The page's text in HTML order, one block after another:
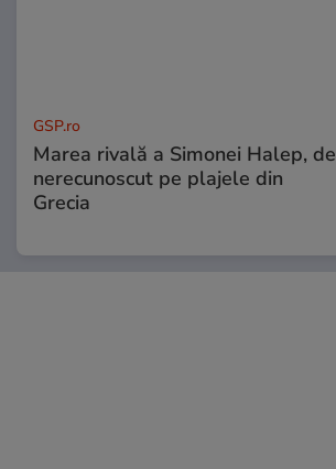
GSP.ro
Marea rivală a Simonei Halep, de
nerecunoscut pe plajele din
Grecia